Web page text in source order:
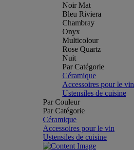
Noir Mat
Bleu Riviera
Chambray
Onyx
Multicolour
Rose Quartz
Nuit
Par Catégorie
Céramique
Accessoires pour le vin
Ustensiles de cuisine
Par Couleur
Par Catégorie
Céramique
Accessoires pour le vin
Ustensiles de cuisine